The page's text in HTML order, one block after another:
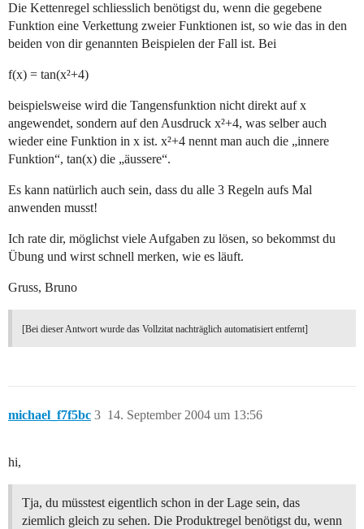
Die Kettenregel schliesslich benötigst du, wenn die gegebene
Funktion eine Verkettung zweier Funktionen ist, so wie das in den
beiden von dir genannten Beispielen der Fall ist. Bei
f(x) = tan(x²+4)
beispielsweise wird die Tangensfunktion nicht direkt auf x
angewendet, sondern auf den Ausdruck x²+4, was selber auch
wieder eine Funktion in x ist. x²+4 nennt man auch die „innere
Funktion“, tan(x) die „äussere“.
Es kann natürlich auch sein, dass du alle 3 Regeln aufs Mal
anwenden musst!
Ich rate dir, möglichst viele Aufgaben zu lösen, so bekommst du
Übung und wirst schnell merken, wie es läuft.
Gruss, Bruno
[Bei dieser Antwort wurde das Vollzitat nachträglich automatisiert entfernt]
michael_f7f5bc 14. September 2004 um 13:56
3
hi,
Tja, du müsstest eigentlich schon in der Lage sein, das
ziemlich gleich zu sehen. Die Produktregel benötigst du, wenn